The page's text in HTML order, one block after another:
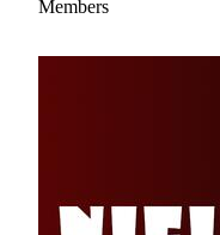
Members